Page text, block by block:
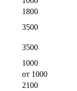
1800
3500
3500
1000
от 1000
2100